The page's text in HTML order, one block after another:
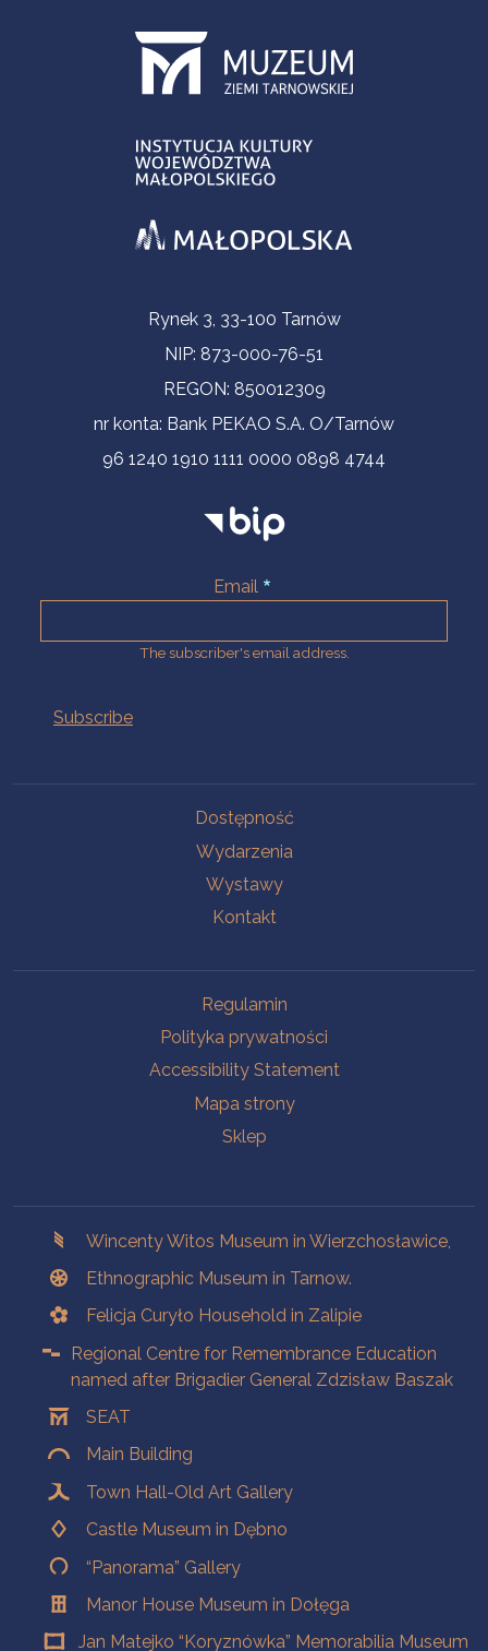
Contact InformationRynek 3, 33-100 Tarnów
NIP: 873-000-76-51
REGON: 850012309
nr konta: Bank PEKAO S.A. O/Tarnów
96 1240 1910 1111 0000 0898 4744
Email
The subscriber's email address.
Dostępność
Wydarzenia
Wystawy
Kontakt
Regulamin
Polityka prywatności
Accessibility Statement
Mapa strony
Sklep
Wincenty Witos Museum in Wierzchosławice,
Ethnographic Museum in Tarnow.
Felicja Curyło Household in Zalipie
Regional Centre for Remembrance Education
named after Brigadier General Zdzisław Baszak
SEAT
Main Building
Town Hall-Old Art Gallery
Castle Museum in Dębno
“Panorama” Gallery
Manor House Museum in Dołęga
Jan Matejko “Koryznówka” Memorabilia Museum